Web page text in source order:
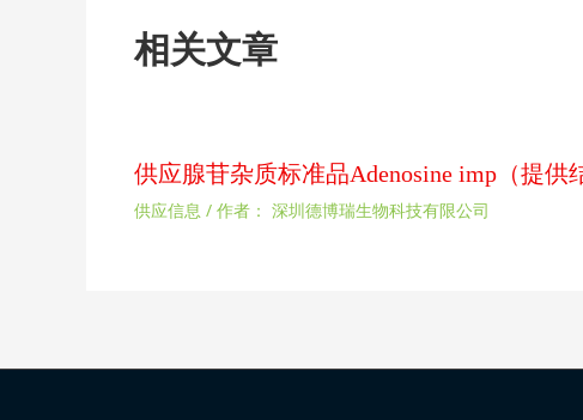
相关文章
供应腺苷杂质标准品Adenosine imp（提供
供应信息 / 作者： 深圳德博瑞生物科技有限公司